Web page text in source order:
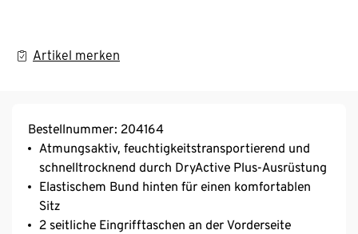
Artikel merken
Bestellnummer: 204164
Atmungsaktiv, feuchtigkeitstransportierend und
schnelltrocknend durch DryActive Plus-Ausrüstung
Elastischem Bund hinten für einen komfortablen
Sitz
2 seitliche Eingrifftaschen an der Vorderseite